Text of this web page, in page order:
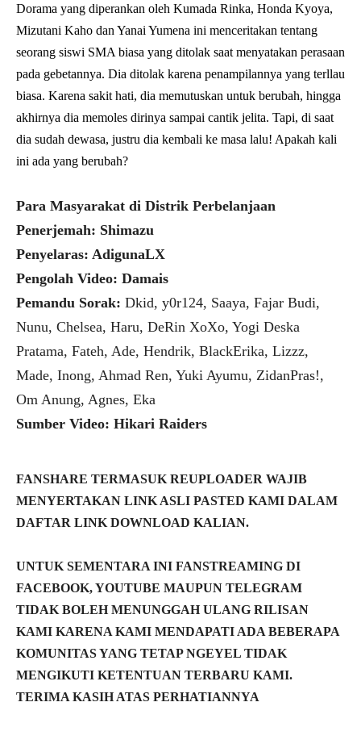
Dorama yang diperankan oleh Kumada Rinka, Honda Kyoya,
Mizutani Kaho dan Yanai Yumena ini menceritakan tentang
seorang siswi SMA biasa yang ditolak saat menyatakan perasaan
pada gebetannya. Dia ditolak karena penampilannya yang terllau
biasa. Karena sakit hati, dia memutuskan untuk berubah, hingga
akhirnya dia memoles dirinya sampai cantik jelita. Tapi, di saat
dia sudah dewasa, justru dia kembali ke masa lalu! Apakah kali
ini ada yang berubah?
Para Masyarakat di Distrik Perbelanjaan
Penerjemah: Shimazu
Penyelaras: AdigunaLX
Pengolah Video: Damais
Pemandu Sorak: Dkid, y0r124, Saaya, Fajar Budi,
Nunu, Chelsea, Haru, DeRin XoXo, Yogi Deska
Pratama, Fateh, Ade, Hendrik, BlackErika, Lizzz,
Made, Inong, Ahmad Ren, Yuki Ayumu, ZidanPras!,
Om Anung, Agnes, Eka
Sumber Video: Hikari Raiders
FANSHARE TERMASUK REUPLOADER WAJIB
MENYERTAKAN LINK ASLI PASTED KAMI DALAM
DAFTAR LINK DOWNLOAD KALIAN.
UNTUK SEMENTARA INI FANSTREAMING DI
FACEBOOK, YOUTUBE MAUPUN TELEGRAM
TIDAK BOLEH MENUNGGAH ULANG RILISAN
KAMI KARENA KAMI MENDAPATI ADA BEBERAPA
KOMUNITAS YANG TETAP NGEYEL TIDAK
MENGIKUTI KETENTUAN TERBARU KAMI.
TERIMA KASIH ATAS PERHATIANNYA